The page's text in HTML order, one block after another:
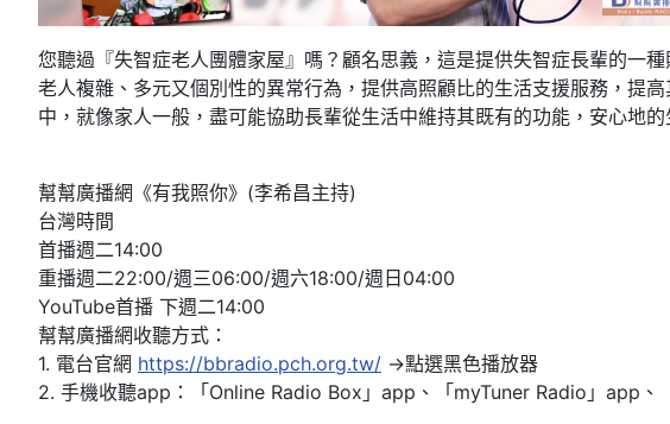
您聽過『失智症老人團體家屋』嗎？顧名思義，這是提供失智症長輩的一
老人複雜、多元又個別性的異常行為，提供高照顧比的生活支援服務，提
中，就像家人一般，盡可能協助長輩從生活中維持其既有的功能，安心地
幫幫廣播網《有我照你》(李希昌主持)
台灣時間
首播週二14:00
重播週二22:00/週三06:00/週六18:00/週日04:00
YouTube首播 下週二14:00
幫幫廣播網收聽方式：
1. 電台官網 https://bbradio.pch.org.tw/ →點選黑色播放器
2. 手機收聽app：「Online Radio Box」app、「myTuner Radio」app